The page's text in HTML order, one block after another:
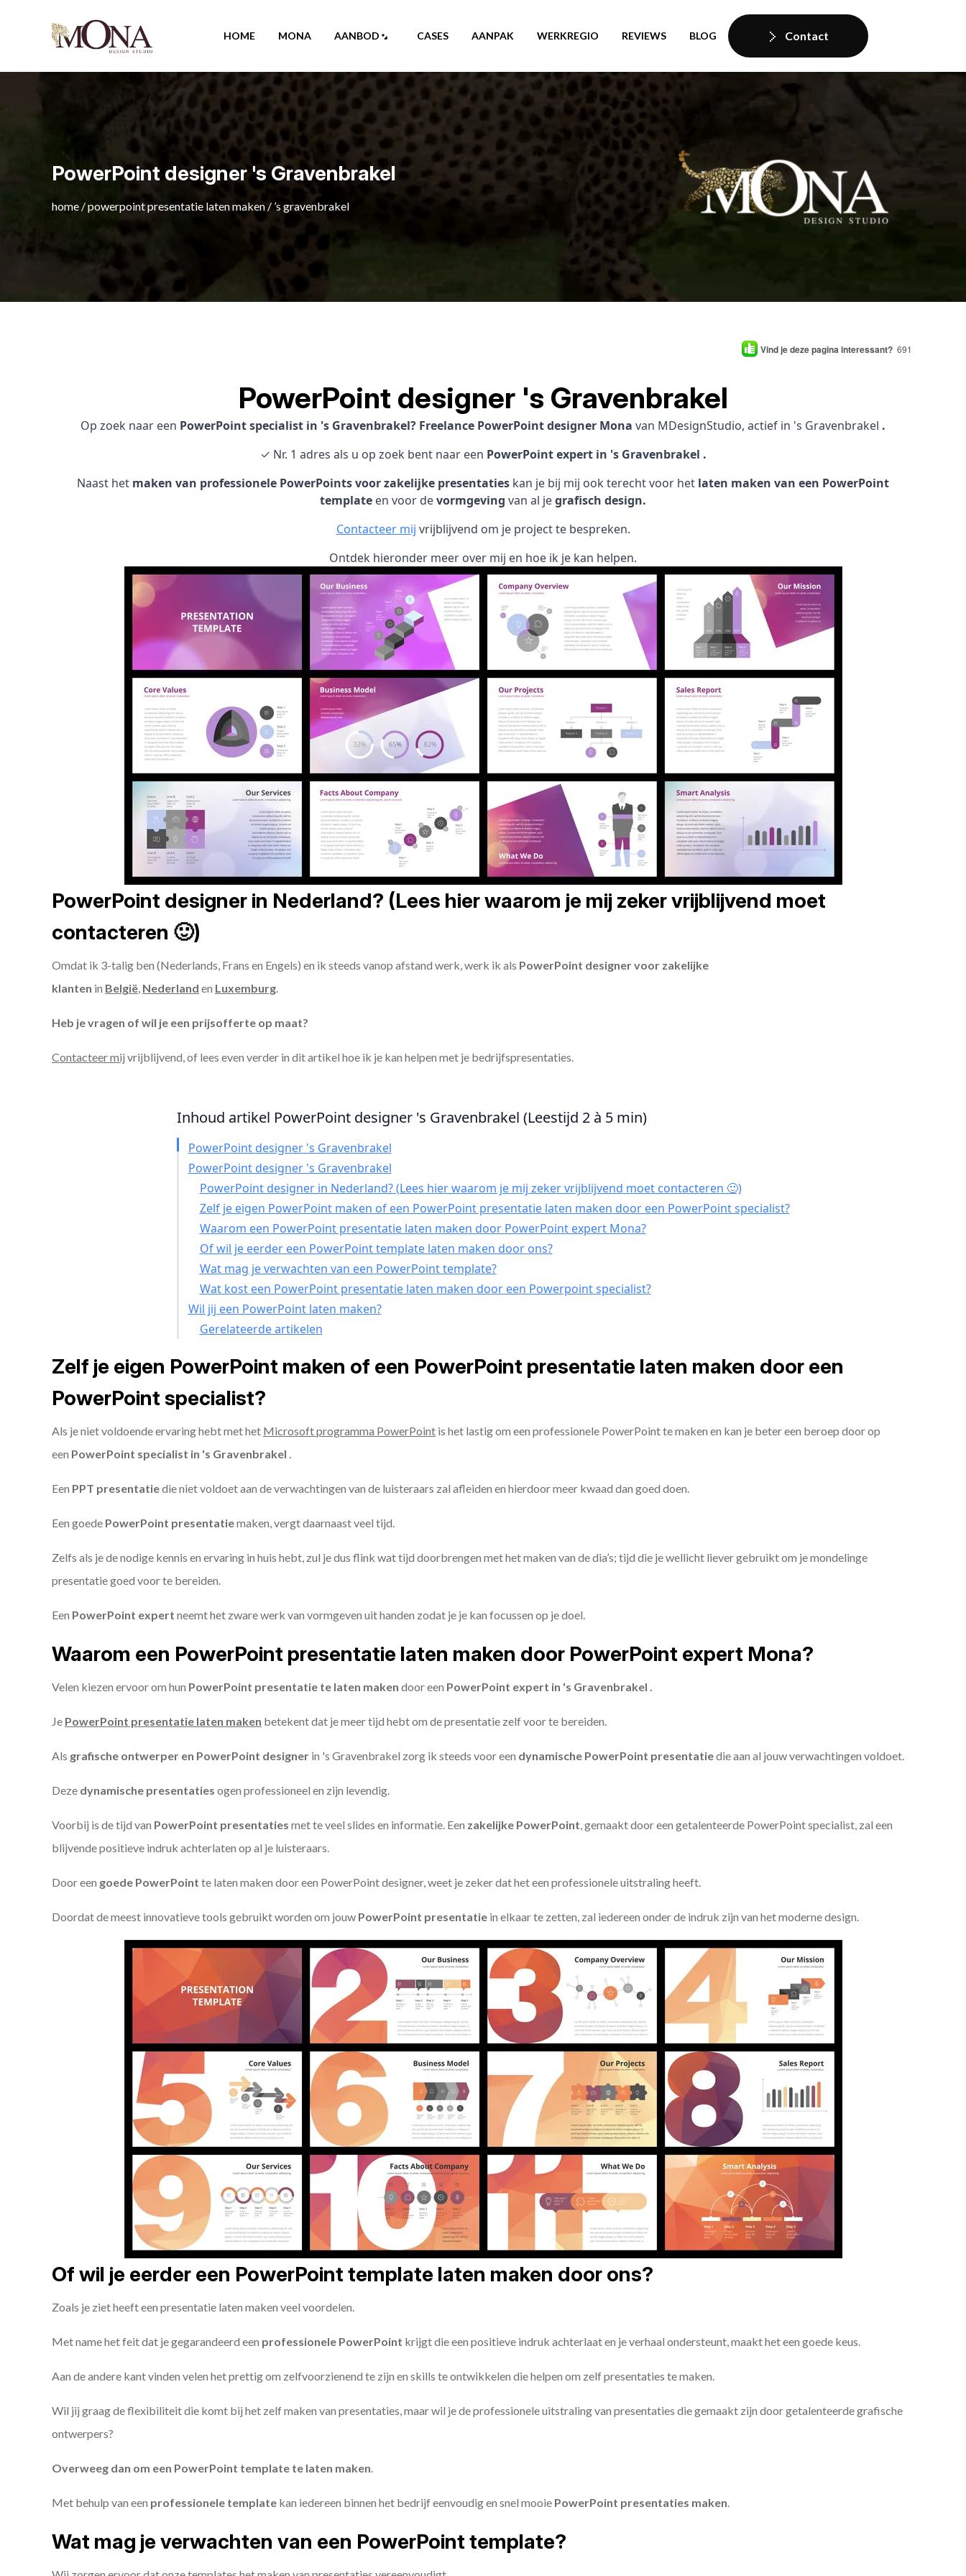
HOME MONA AANBOD CASES AANPAK WERKREGIO REVIEWS BLOG Contact
PowerPoint designer 's Gravenbrakel
home/powerpoint presentatie laten maken/ ’s gravenbrakel
Vind je deze pagina interessant? 691
PowerPoint designer 's Gravenbrakel
Op zoek naar een PowerPoint specialist in 's Gravenbrakel? Freelance PowerPoint designer Mona van MDesignStudio, actief in 's Gravenbrakel .
✓ Nr. 1 adres als u op zoek bent naar een PowerPoint expert in 's Gravenbrakel .
Naast het maken van professionele PowerPoints voor zakelijke presentaties kan je bij mij ook terecht voor het laten maken van een PowerPoint
template en voor devormgeving van al jegrafisch design.
Contacteer mij vrijblijvend om je project te bespreken.
Ontdek hieronder meer over mij en hoe ik je kan helpen.
PowerPoint designer in Nederland? (Lees hier waarom je mij zeker vrijblijvend moet
contacteren 🙂)
Omdat ik 3-talig ben (Nederlands, Frans en Engels) en ik steeds vanop afstand werk, werk ik als PowerPoint designer voor zakelijke
klanten in België, Nederland en Luxemburg.
Heb je vragen of wil je een prijsofferte op maat?
Contacteer mij vrijblijvend, of lees even verder in dit artikel hoe ik je kan helpen met je bedrijfspresentaties.
Inhoud artikel PowerPoint designer 's Gravenbrakel (Leestijd 2 à 5 min)
PowerPoint designer 's Gravenbrakel
PowerPoint designer 's Gravenbrakel
PowerPoint designer in Nederland? (Lees hier waarom je mij zeker vrijblijvend moet contacteren 🙂)
Zelf je eigen PowerPoint maken of een PowerPoint presentatie laten maken door een PowerPoint specialist?
Waarom een PowerPoint presentatie laten maken door PowerPoint expert Mona?
Of wil je eerder een PowerPoint template laten maken door ons?
Wat mag je verwachten van een PowerPoint template?
Wat kost een PowerPoint presentatie laten maken door een Powerpoint specialist?
Wil jij een PowerPoint laten maken?
Gerelateerde artikelen
Zelf je eigen PowerPoint maken of een PowerPoint presentatie laten maken door een
PowerPoint specialist?
Als je niet voldoende ervaring hebt met het Microsoft programma PowerPoint is het lastig om een professionele PowerPoint te maken en kan je beter een beroep door op
een PowerPoint specialist in 's Gravenbrakel .
Een PPT presentatiedie niet voldoet aan de verwachtingen van de luisteraars zal afleiden en hierdoor meer kwaad dan goed doen.
Een goede PowerPoint presentatiemaken, vergt daarnaast veel tijd.
Zelfs als je de nodige kennis en ervaring in huis hebt, zul je dus flink wat tijd doorbrengen met het maken van de dia’s; tijd die je wellicht liever gebruikt om je mondelinge
presentatie goed voor te bereiden.
Een PowerPoint expert neemt het zware werk van vormgeven uit handen zodat je je kan focussen op je doel.
Waarom een PowerPoint presentatie laten maken door PowerPoint expert Mona?
Velen kiezen ervoor om hun PowerPoint presentatie te laten maken door een PowerPoint expert in 's Gravenbrakel .
Je PowerPoint presentatie laten maken betekent dat je meer tijd hebt om de presentatie zelf voor te bereiden.
Als grafische ontwerper en PowerPoint designer in 's Gravenbrakel zorg ik steeds voor een dynamische PowerPoint presentatiedie aan al jouw verwachtingen voldoet.
Deze dynamische presentaties ogen professioneel en zijn levendig.
Voorbij is de tijd van PowerPoint presentaties met te veel slides en informatie. Een zakelijke PowerPoint, gemaakt door een getalenteerde PowerPoint specialist, zal een
blijvende positieve indruk achterlaten op al je luisteraars.
Door een goede PowerPoint te laten maken door een PowerPoint designer, weet je zeker dat het een professionele uitstraling heeft.
Doordat de meest innovatieve tools gebruikt worden om jouw PowerPoint presentatie in elkaar te zetten, zal iedereen onder de indruk zijn van het moderne design.
Of wil je eerder een PowerPoint template laten maken door ons?
Zoals je ziet heeft een presentatie laten maken veel voordelen.
Met name het feit dat je gegarandeerd een professionele PowerPoint krijgt die een positieve indruk achterlaat en je verhaal ondersteunt, maakt het een goede keus.
Aan de andere kant vinden velen het prettig om zelfvoorzienend te zijn en skills te ontwikkelen die helpen om zelf presentaties te maken.
Wil jij graag de flexibiliteit die komt bij het zelf maken van presentaties, maar wil je de professionele uitstraling van presentaties die gemaakt zijn door getalenteerde grafische
ontwerpers?
Overweeg dan om een PowerPoint template te laten maken.
Met behulp van een professionele template kan iedereen binnen het bedrijf eenvoudig en snel mooie PowerPoint presentaties maken.
Wat mag je verwachten van een PowerPoint template?